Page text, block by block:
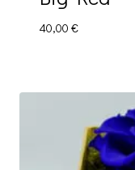
40,00 €